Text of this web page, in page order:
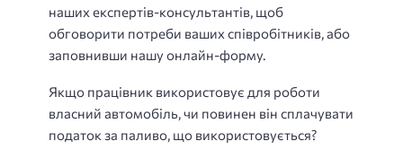
наших експертів-консультантів, щоб
обговорити потреби ваших співробітників, або
заповнивши нашу онлайн-форму.
Якщо працівник використовує для роботи
власний автомобіль, чи повинен він сплачувати
податок за паливо, що використовується?